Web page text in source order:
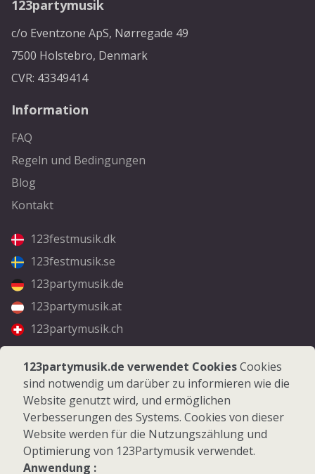
123partymusik
c/o Eventzone ApS, Nørregade 49
7500 Holstebro, Denmark
CVR: 43349414
Information
FAQ
Regeln und Bedingungen
Blog
Kontakt
123festmusik.dk
123festmusik.se
123partymusik.de
123partymusik.at
123partymusik.ch
Folgen Sie uns
Facebook
Instagram
123partymusik.de verwendet CookiesCookies
sind notwendig um darüber zu informieren wie die
Website genutzt wird, und ermöglichen
Verbesserungen des Systems. Cookies von dieser
Website werden für die Nutzungszählung und
Optimierung von 123Partymusik verwendet.
Anwendung :